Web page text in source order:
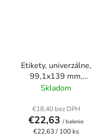
Etikety, univerzálne,
99,1x139 mm,
zaoblené rohy, APLI,
Skladom
€18,40 bez DPH
€22,63 / balenie
Jednotková
€22,63 / 100 ks